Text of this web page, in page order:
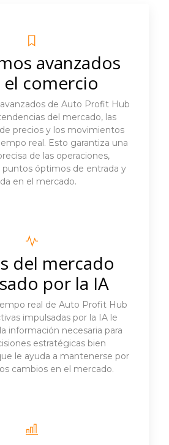
avanzados
el comercio
de Auto Profit Hub
del mercado, las
precios y los movimientos
real. Esto garantiza una
de las operaciones,
puntos óptimos de entrada y
en el mercado.
del mercado
por la IA
real de Auto Profit Hub
impulsadas por la IA le
información necesaria para
estratégicas bien
le ayuda a mantenerse por
cambios en el mercado.